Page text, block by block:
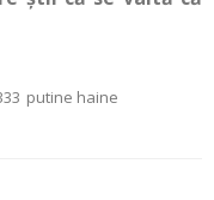
putine haine